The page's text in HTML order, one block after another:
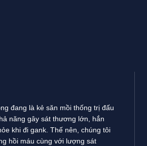
đang là kẻ săn mồi thống trị đấu
năng gây sát thương lớn, hắn
khi đi gank. Thế nên, chúng tôi
hồi máu cùng với lượng sát